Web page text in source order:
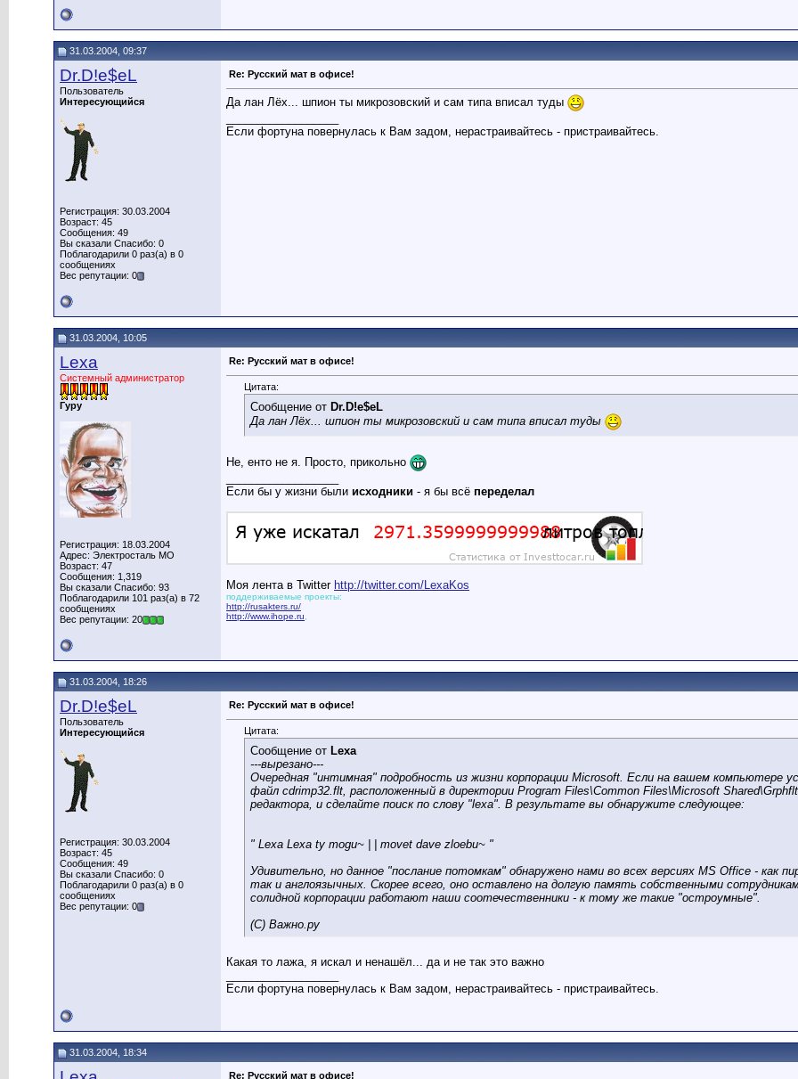
31.03.2004, 09:37
Dr.D!e$eL
Пользователь
Интересующийся
Регистрация: 30.03.2004
Возраст: 45
Сообщения: 49
Вы сказали Спасибо: 0
Поблагодарили 0 раз(а) в 0
сообщениях
Вес репутации: 0
Re: Русский мат в офисе!
Да лан Лёх... шпион ты микрозовский и сам типа вписал туды
Если фортуна повернулась к Вам задом, нерастраивайтесь - пристраивайтесь.
31.03.2004, 10:05
Lexa
Системный администратор
Гуру
Регистрация: 18.03.2004
Адрес: Электросталь МО
Возраст: 47
Сообщения: 1,319
Вы сказали Спасибо: 93
Поблагодарили 101 раз(а) в 72
сообщениях
Вес репутации: 20
Re: Русский мат в офисе!
Цитата:
Сообщение от Dr.D!e$eL
Да лан Лёх... шпион ты микрозовский и сам типа вписал туды
Не, енто не я. Просто, прикольно
Если бы у жизни были исходники - я бы всё переделал
Моя лента в Twitter http://twitter.com/LexaKos
поддерживаемые проекты:
http://rusakters.ru/
http://www.ihope.ru,
31.03.2004, 18:26
Dr.D!e$eL
Пользователь
Интересующийся
Регистрация: 30.03.2004
Возраст: 45
Сообщения: 49
Вы сказали Спасибо: 0
Поблагодарили 0 раз(а) в 0
сообщениях
Вес репутации: 0
Re: Русский мат в офисе!
Цитата:
Сообщение от Lexa
---вырезано---
Очередная "интимная" подробность из жизни корпорации Microsoft. Если на вашем компьютере
файл cdrimp32.flt, расположенный в директории Program Files\Common Files\Microsoft
редактора, и сделайте поиск по слову "lexa". В результате вы обнаружите следующее:
" Lexa Lexa ty mogu~ | | movet dave zloebu~ "
Удивительно, но данное "послание потомкам" обнаружено нами во всех версиях MS Office - как
так и англоязычных. Скорее всего, оно оставлено на долгую память собственными
солидной корпорации работают наши соотечественники - к тому же такие "остроумные".
(С) Важно.ру
Какая то лажа, я искал и ненашёл... да и не так это важно
Если фортуна повернулась к Вам задом, нерастраивайтесь - пристраивайтесь.
31.03.2004, 18:34
Re: Русский мат в офисе!